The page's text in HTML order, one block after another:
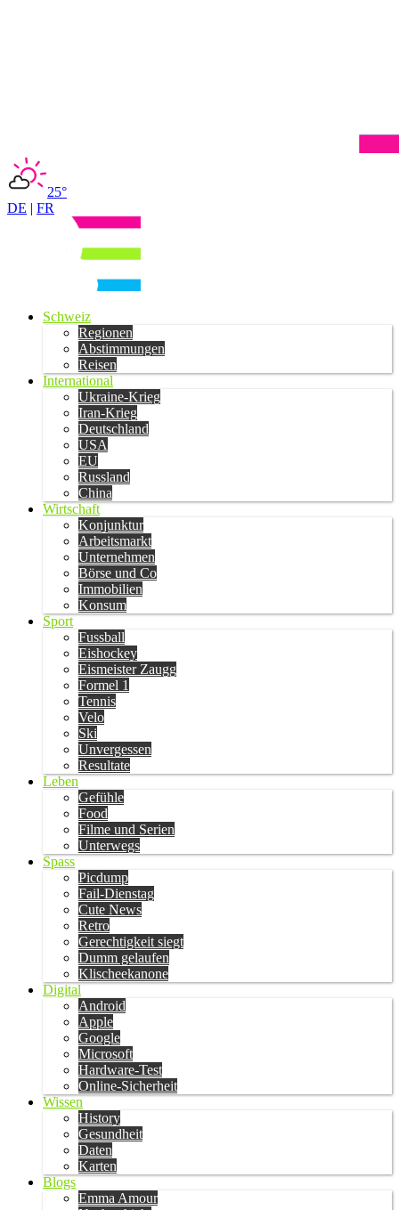
25°
DE | FR
Schweiz
Regionen
Abstimmungen
Reisen
International
Ukraine-Krieg
Iran-Krieg
Deutschland
USA
EU
Russland
China
Wirtschaft
Konjunktur
Arbeitsmarkt
Unternehmen
Börse und Co
Immobilien
Konsum
Sport
Fussball
Eishockey
Eismeister Zaugg
Formel 1
Tennis
Velo
Ski
Unvergessen
Resultate
Leben
Gefühle
Food
Filme und Serien
Unterwegs
Spass
Picdump
Fail-Dienstag
Cute News
Retro
Gerechtigkeit siegt
Dumm gelaufen
Klischeekanone
Digital
Android
Apple
Google
Microsoft
Hardware-Test
Online-Sicherheit
Wissen
History
Gesundheit
Daten
Karten
Blogs
Emma Amour